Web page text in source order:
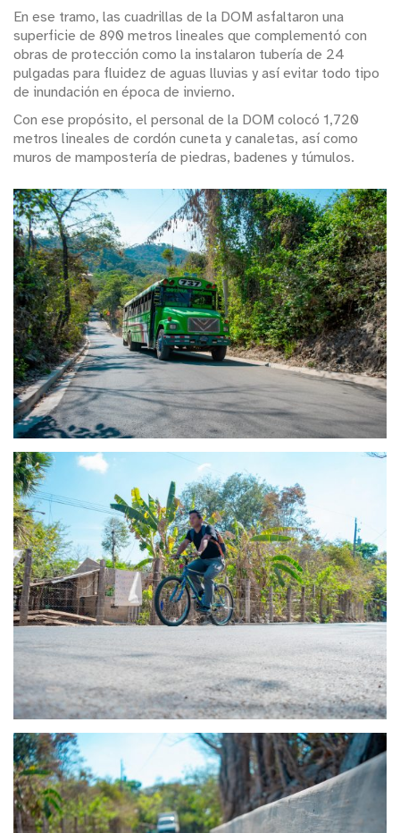
En ese tramo, las cuadrillas de la DOM asfaltaron una
superficie de 890 metros lineales que complementó con
obras de protección como la instalaron tubería de 24
pulgadas para fluidez de aguas lluvias y así evitar todo tipo
de inundación en época de invierno.
Con ese propósito, el personal de la DOM colocó 1,720
metros lineales de cordón cuneta y canaletas, así como
muros de mampostería de piedras, badenes y túmulos.